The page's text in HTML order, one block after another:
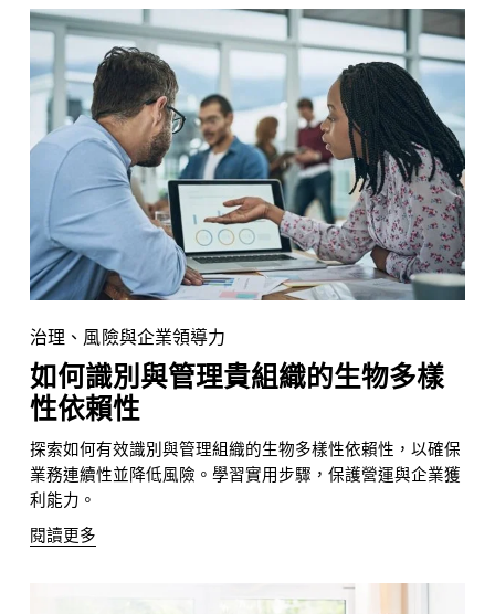
治理、風險與企業領導力
如何識別與管理貴組織的生物多樣
性依賴性
探索如何有效識別與管理組織的生物多樣性依賴性，以確保
業務連續性並降低風險。學習實用步驟，保護營運與企業獲
利能力。
閱讀更多